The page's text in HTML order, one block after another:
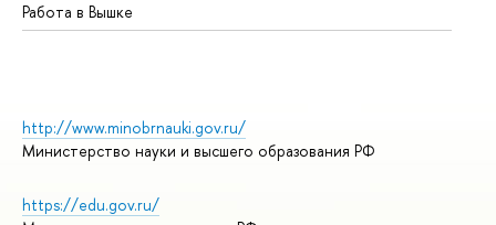
Работа в Вышке
http://www.minobrnauki.gov.ru/
Министерство науки и высшего образования РФ
https://edu.gov.ru/